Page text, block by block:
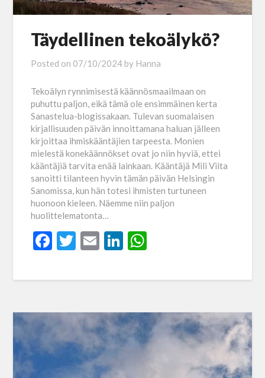
Täydellinen tekoälykö?
Posted on 07/10/2024 by Hanna
Tekoälyn rynnimisestä käännösmaailmaan on
puhuttu paljon, eikä tämä ole ensimmäinen kerta
Sanastelua-blogissakaan. Tulevan suomalaisen
kirjallisuuden päivän innoittamana haluan jälleen
kirjoittaa ihmiskääntäjien tarpeesta. Monien
mielestä konekäännökset ovat jo niin hyviä, ettei
kääntäjiä tarvita enää lainkaan. Kääntäjä Mili Viita
sanoitti tilanteen hyvin tämän päivän Helsingin
Sanomissa, kun hän totesi ihmisten turtuneen
huonoon kieleen. Näemme niin paljon
huolittelematonta…
Facebook
Twitter
EmailLinkedIn